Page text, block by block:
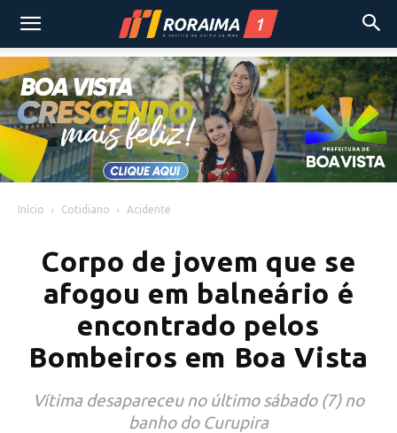
Início Cotidiano Acidente
Corpo de jovem que se
afogou em balneário é
encontrado pelos
Bombeiros em Boa Vista
Vítima desapareceu no último sábado (7) no
banho do Curupira